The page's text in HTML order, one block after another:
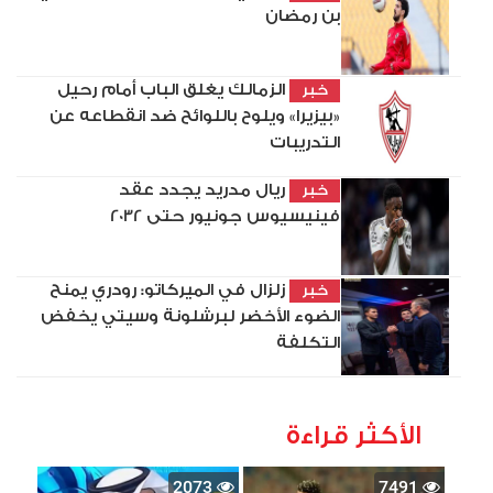
بن رمضان
خبر
الزمالك يغلق الباب أمام رحيل
«بيزيرا» ويلوح باللوائح ضد انقطاعه عن
التدريبات
خبر
ريال مدريد يجدد عقد
فينيسيوس جونيور حتى 2032
خبر
زلزال في الميركاتو: رودري يمنح
الضوء الأخضر لبرشلونة وسيتي يخفض
التكلفة
الأكثر قراءة
7491
2073